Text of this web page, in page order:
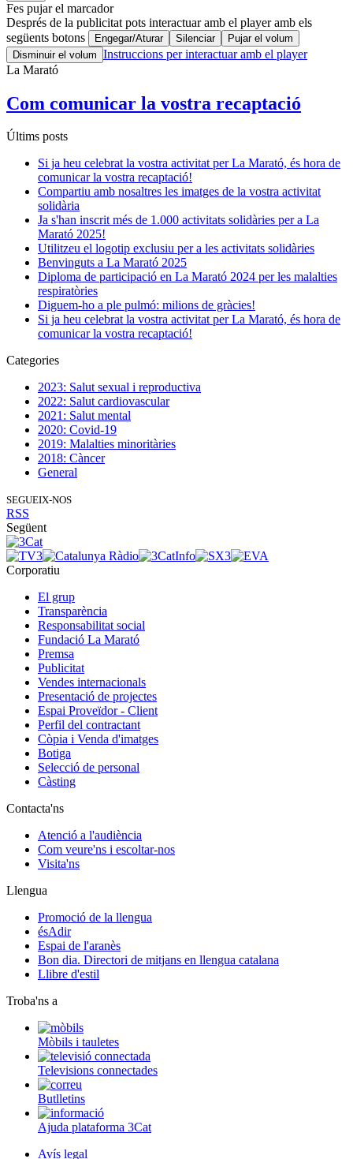
Fes pujar el marcador
Després de la publicitat pots interactuar amb el player amb els
següents botons
Engegar/Aturar Silenciar
Pujar el volum
Disminuir el volum Instruccions per interactuar amb el player
La Marató
Com comunicar la vostra recaptació
Últims posts
Si ja heu celebrat la vostra activitat per La Marató, és hora de
comunicar la vostra recaptació!
Compartiu amb nosaltres les imatges de la vostra activitat
solidària
Ja s'han inscrit més de 1.000 activitats solidàries per a La
Marató 2025!
Utilitzeu el logotip exclusiu per a les activitats solidàries
Benvinguts a La Marató 2025
Diploma de participació en La Marató 2024 per les malalties
respiratòries
Diguem-ho a ple pulmó: milions de gràcies!
Si ja heu celebrat la vostra activitat per La Marató, és hora de
comunicar la vostra recaptació!
Categories
2023: Salut sexual i reproductiva
2022: Salut cardiovascular
2021: Salut mental
2020: Covid-19
2019: Malalties minoritàries
2018: Càncer
General
SEGUEIX-NOS
RSS
Següent
Corporatiu
El grup
Transparència
Responsabilitat social
Fundació La Marató
Premsa
Publicitat
Vendes internacionals
Presentació de projectes
Espai Proveïdor - Client
Perfil del contractant
Còpia i Venda d'imatges
Botiga
Selecció de personal
Càsting
Contacta'ns
Atenció a l'audiència
Com veure'ns i escoltar-nos
Visita'ns
Llengua
Promoció de la llengua
ésAdir
Espai de l'aranès
Bon dia. Directori de mitjans en llengua catalana
Llibre d'estil
Troba'ns a
Mòbils i tauletes
Televisions connectades
Butlletins
Ajuda plataforma 3Cat
Avís legal